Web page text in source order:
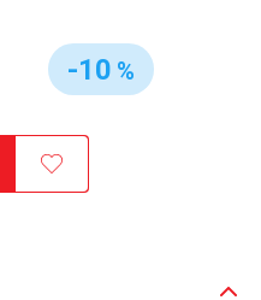
-10 %